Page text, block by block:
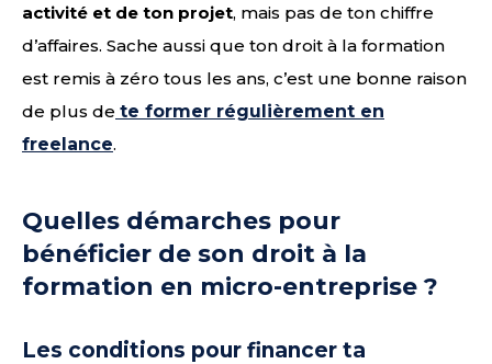
activité et de ton projet, mais pas de ton chiffre
d’affaires. Sache aussi que ton droit à la formation
est remis à zéro tous les ans, c’est une bonne raison
de plus de te former régulièrement en
freelance.
Quelles démarches pour
bénéficier de son droit à la
formation en micro-entreprise ?
Les conditions pour financer ta